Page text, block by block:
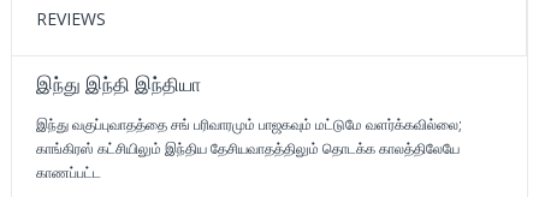
REVIEWS
இந்து இந்தி இந்தியா
இந்து வகுப்புவாதத்தை சங் பரிவாரமும் பாஜகவும் மட்டுமே வளர்க்கவில்லை;
காங்கிரஸ் கட்சியிலும் இந்திய தேசியவாதத்திலும் தொடக்க காலத்திலேயே
காணப்பட்ட